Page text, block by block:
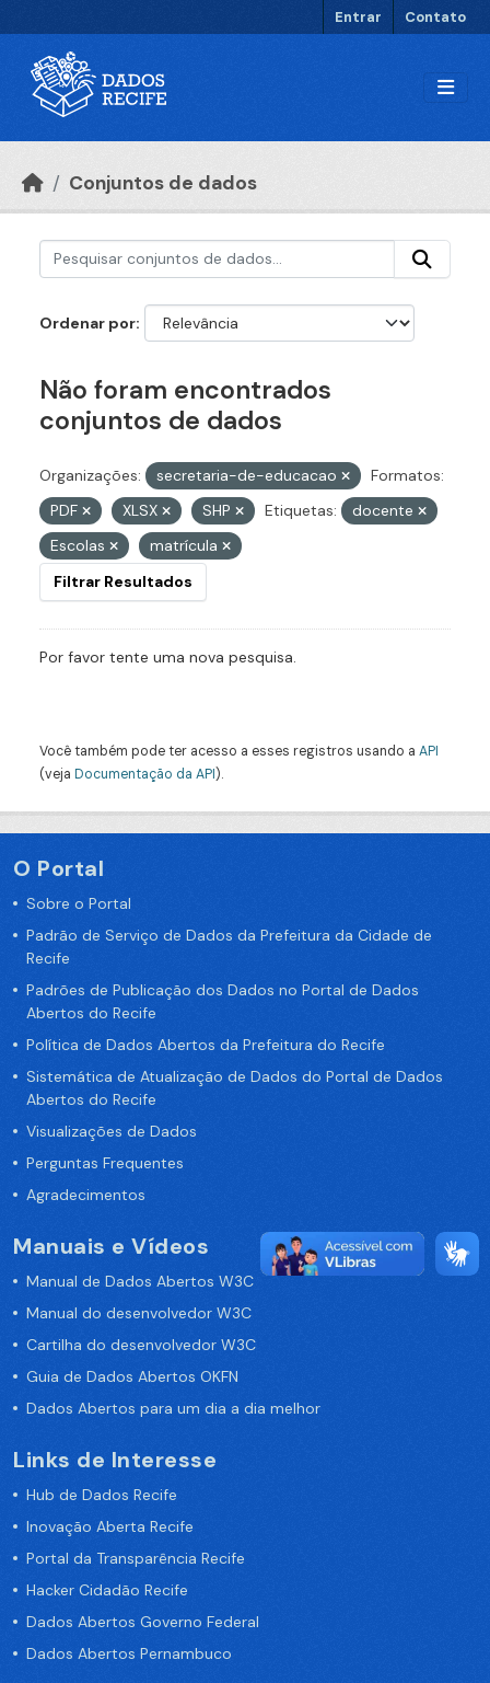
Entrar Contato
Conjuntos de dados
Ordenar por
Não foram encontrados
conjuntos de dados
Organizações: secretaria-de-educacao
Formatos:
PDF
XLSX SHP Etiquetas:
docente
Escolas
matrícula
Filtrar Resultados
Por favor tente uma nova pesquisa.
Você também pode ter acesso a esses registros usando a API
(veja Documentação da API).
O Portal
Sobre o Portal
Padrão de Serviço de Dados da Prefeitura da Cidade de
Recife
Padrões de Publicação dos Dados no Portal de Dados
Abertos do Recife
Política de Dados Abertos da Prefeitura do Recife
Sistemática de Atualização de Dados do Portal de Dados
Abertos do Recife
Visualizações de Dados
Perguntas Frequentes
Agradecimentos
Manuais e Vídeos
Manual de Dados Abertos W3C
Manual do desenvolvedor W3C
Cartilha do desenvolvedor W3C
Guia de Dados Abertos OKFN
Dados Abertos para um dia a dia melhor
Links de Interesse
Hub de Dados Recife
Inovação Aberta Recife
Portal da Transparência Recife
Hacker Cidadão Recife
Dados Abertos Governo Federal
Dados Abertos Pernambuco